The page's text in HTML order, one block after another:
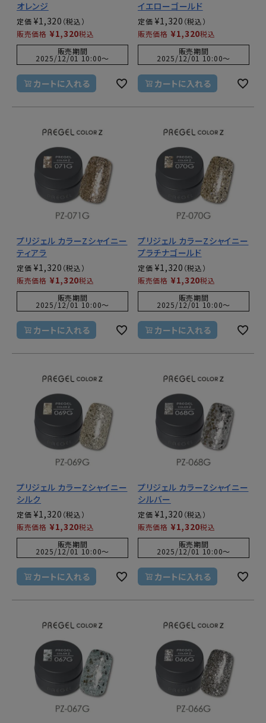
オレンジ
定価 ¥1,320
販売価格 ¥1,320税込
販売期間
2025/12/01 10:00〜
カートに入れる
イエローゴールド
定価 ¥1,320
販売価格 ¥1,320税込
販売期間
2025/12/01 10:00〜
カートに入れる
プリジェル カラーZシャイニー
ティアラ
定価 ¥1,320
販売価格 ¥1,320税込
販売期間
2025/12/01 10:00〜
カートに入れる
プリジェル カラーZシャイニー
プラチナゴールド
定価 ¥1,320
販売価格 ¥1,320税込
販売期間
2025/12/01 10:00〜
カートに入れる
プリジェル カラーZシャイニー
シルク
定価 ¥1,320
販売価格 ¥1,320税込
販売期間
2025/12/01 10:00〜
カートに入れる
プリジェル カラーZシャイニー
シルバー
定価 ¥1,320
販売価格 ¥1,320税込
販売期間
2025/12/01 10:00〜
カートに入れる